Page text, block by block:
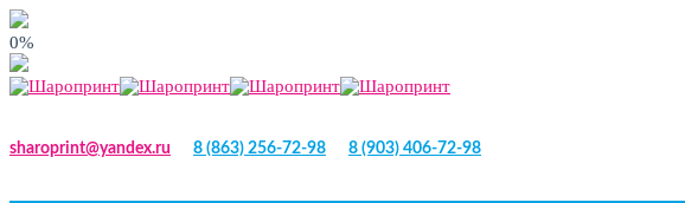
0%
sharoprint@yandex.ru 8 (863) 256-72-98 8 (903) 406-72-98